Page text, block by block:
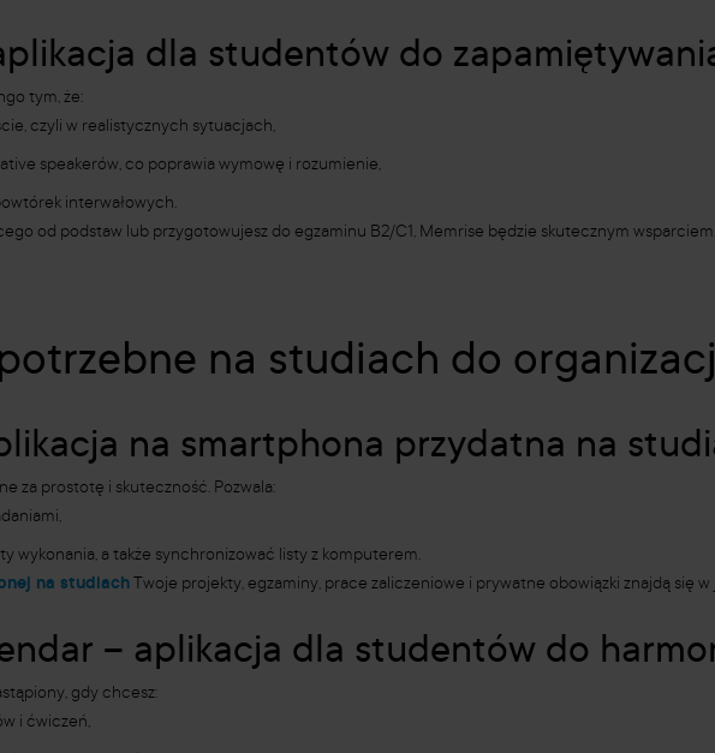
dla studentów do
tym, że:
czyli w realistycznych sytuacjach,
speakerów, co poprawia wymowę i rozumienie,
interwałowych.
od podstaw lub przygotowujesz do egzaminu B2/C1, Memrise będzie skutecznym wsparciem.
na studiach do
na smartphona przydatna na
za prostotę i skuteczność. Pozwala:
wykonania, a także synchronizować listy z komputerem.
na studiach Twoje projekty, egzaminy, prace zaliczeniowe i prywatne obowiązki znajdą się
– aplikacja dla studentów do
gdy chcesz:
i ćwiczeń,